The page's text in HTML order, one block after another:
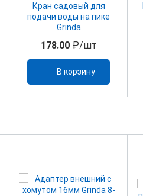
Кран садовый для
подачи воды на пике
Grinda
178.00₽/шт
В корзину